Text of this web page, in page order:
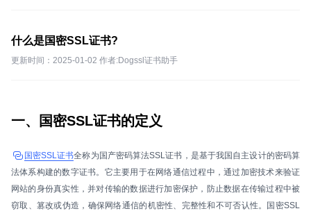
什么是国密SSL证书?
更新时间：2025-01-02 作者:Dogssl证书助手
一、国密SSL证书的定义
国密SSL证书全称为国产密码算法SSL证书，是基于我国自主设计的密码算
法体系构建的数字证书。它主要用于在网络通信过程中，通过加密技术来验证
网站的身份真实性，并对传输的数据进行加密保护，防止数据在传输过程中被
窃取、篡改或伪造，确保网络通信的机密性、完整性和不可否认性。国密SSL